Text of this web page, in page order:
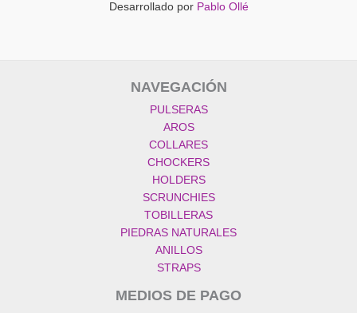
Desarrollado por Pablo Ollé
NAVEGACIÓN
PULSERAS
AROS
COLLARES
CHOCKERS
HOLDERS
SCRUNCHIES
TOBILLERAS
PIEDRAS NATURALES
ANILLOS
STRAPS
MEDIOS DE PAGO